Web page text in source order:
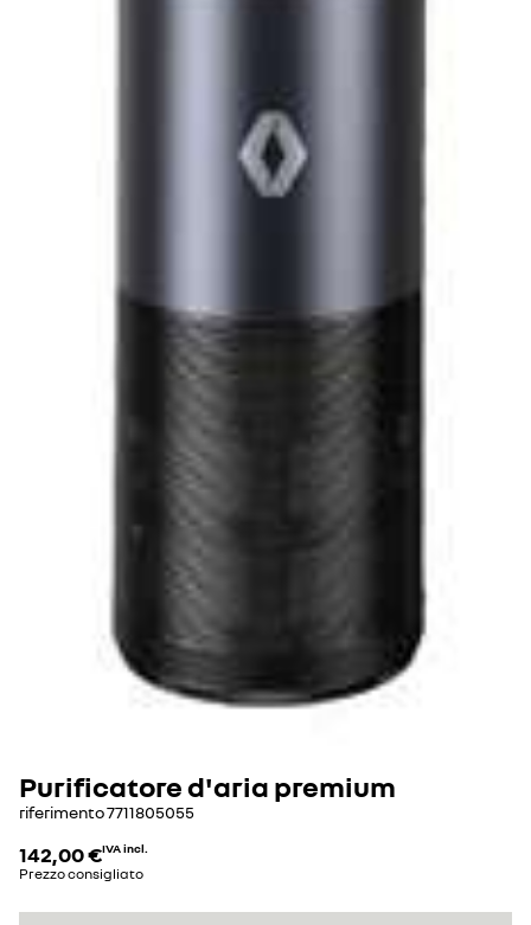
Purificatore d'aria premium
riferimento7711805055
142,00 €IVA incl.
Prezzo consigliato